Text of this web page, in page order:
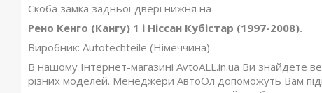
Скоба замка задньої двері нижня на
Рено Кенго (Кангу) 1 і Ніссан Кубістар (1997-2008).
Виробник: Autotechteile (Німеччина).
В нашому Інтернет-магазині AvtoALL.in.ua Ви знайдете
різних моделей. Менеджери АвтоОл допоможуть Вам